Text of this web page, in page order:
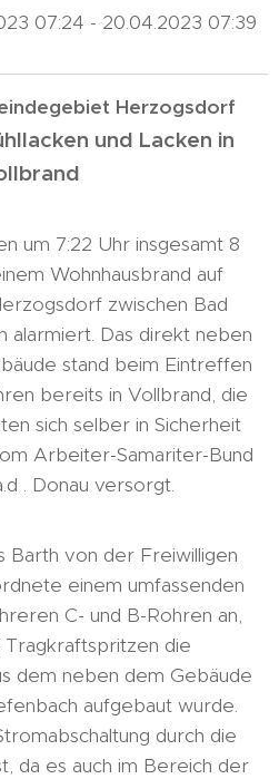
07:24 - 20.04.2023 07:39
Herzogsdorf
und Lacken in
um 7:22 Uhr insgesamt 8
Wohnhausbrand auf
zwischen Bad
alarmiert. Das direkt neben
stand beim Eintreffen
bereits in Vollbrand, die
sich selber in Sicherheit
Arbeiter-Samariter-Bund
. Donau versorgt.
Barth von der Freiwilligen
einem umfassenden
C- und B-Rohren an,
die
dem neben dem Gebäude
aufgebaut wurde.
durch die
da es auch im Bereich der